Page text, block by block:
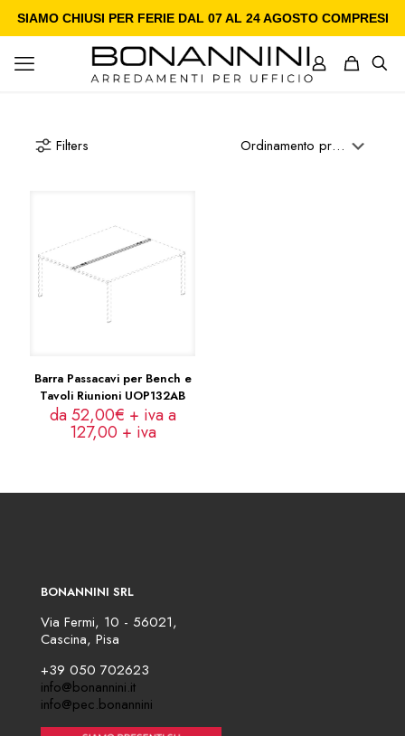
SIAMO CHIUSI PER FERIE DAL 07 AL 24 AGOSTO COMPRESI
Filters
Barra Passacavi per Bench e
Tavoli Riunioni UOP132AB
da 52,00€ + iva a
127,00 + iva
BONANNINI SRL
Via Fermi, 10 - 56021,
Cascina, Pisa
+39 050 702623
info@bonannini.it
info@pec.bonannini